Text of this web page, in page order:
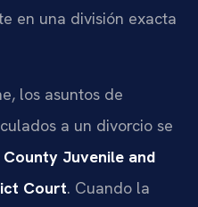
en una división exacta
los asuntos de
a un divorcio se
Juvenile and
Court. Cuando la